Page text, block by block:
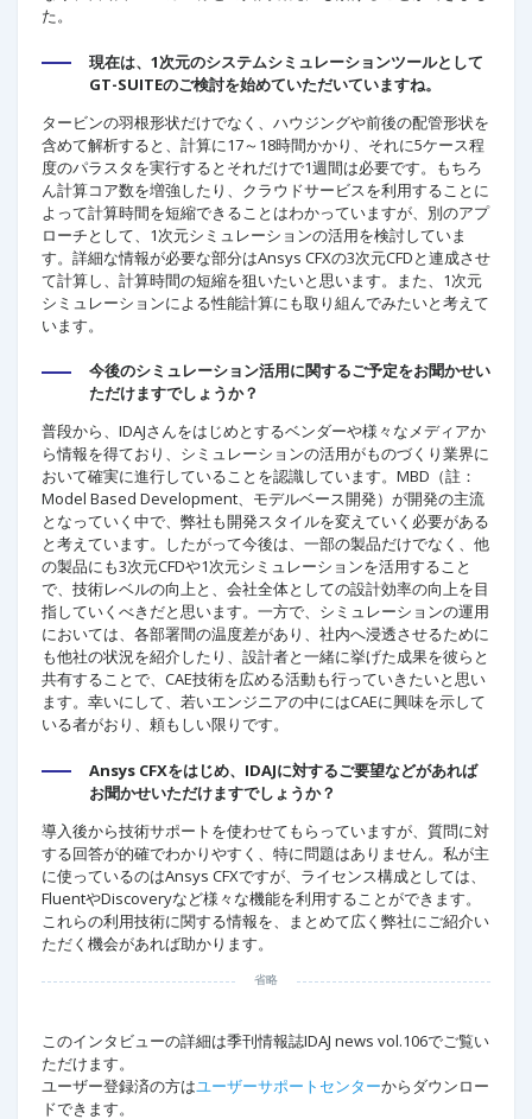
た。
現在は、1次元のシステムシミュレーションツールとして
GT-SUITEのご検討を始めていただいていますね。
タービンの羽根形状だけでなく、ハウジングや前後の配管形状を
含めて解析すると、計算に17～18時間かかり、それに5ケース程
度のパラスタを実行するとそれだけで1週間は必要です。もちろ
ん計算コア数を増強したり、クラウドサービスを利用することに
よって計算時間を短縮できることはわかっていますが、別のアプ
ローチとして、1次元シミュレーションの活用を検討していま
す。詳細な情報が必要な部分はAnsys CFXの3次元CFDと連成させ
て計算し、計算時間の短縮を狙いたいと思います。また、1次元
シミュレーションによる性能計算にも取り組んでみたいと考えて
います。
今後のシミュレーション活用に関するご予定をお聞かせい
ただけますでしょうか？
普段から、IDAJさんをはじめとするベンダーや様々なメディアか
ら情報を得ており、シミュレーションの活用がものづくり業界に
おいて確実に進行していることを認識しています。MBD（註：
Model Based Development、モデルベース開発）が開発の主流
となっていく中で、弊社も開発スタイルを変えていく必要がある
と考えています。したがって今後は、一部の製品だけでなく、他
の製品にも3次元CFDや1次元シミュレーションを活用すること
で、技術レベルの向上と、会社全体としての設計効率の向上を目
指していくべきだと思います。一方で、シミュレーションの運用
においては、各部署間の温度差があり、社内へ浸透させるために
も他社の状況を紹介したり、設計者と一緒に挙げた成果を彼らと
共有することで、CAE技術を広める活動も行っていきたいと思い
ます。幸いにして、若いエンジニアの中にはCAEに興味を示して
いる者がおり、頼もしい限りです。
Ansys CFXをはじめ、IDAJに対するご要望などがあれば
お聞かせいただけますでしょうか？
導入後から技術サポートを使わせてもらっていますが、質問に対
する回答が的確でわかりやすく、特に問題はありません。私が主
に使っているのはAnsys CFXですが、ライセンス構成としては、
FluentやDiscoveryなど様々な機能を利用することができます。
これらの利用技術に関する情報を、まとめて広く弊社にご紹介い
ただく機会があれば助かります。
省略
このインタビューの詳細は季刊情報誌IDAJ news vol.106でご覧い
ただけます。
ユーザー登録済の方はユーザーサポートセンターからダウンロー
ドできます。